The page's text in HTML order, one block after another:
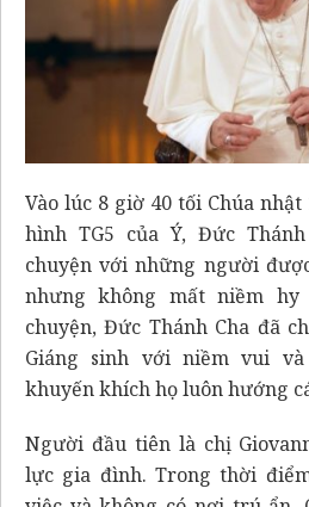
Vào lúc 8 giờ 40 tối Chúa
hình TG5 của Ý, Đức
chuyện với những người
nhưng không mất niềm
chuyện, Đức Thánh Cha đã
Giáng sinh với niềm vui
khuyến khích họ luôn hướng
Người đầu tiên là chị
lực gia đình. Trong thời